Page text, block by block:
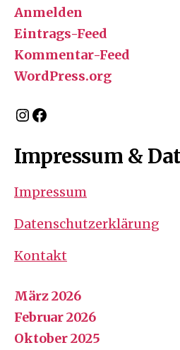
Anmelden
Eintrags-Feed
Kommentar-Feed
WordPress.org
Instagram
Facebook
Impressum &
Impressum
Datenschutzerklärung
Kontakt
März 2026
Februar 2026
Oktober 2025